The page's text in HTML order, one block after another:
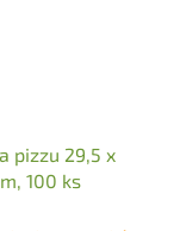
pizzu 29,5 x
100 ks